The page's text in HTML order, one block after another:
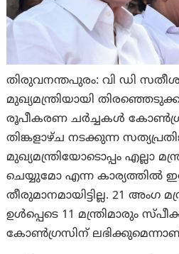
തിരുവനന്തപുരം: വി ഡി
മുഖ്യമന്ത്രിയായി
രൂപീകരണ ചർച്ചകൾ
തിങ്കളാഴ്ച നടക്കുന്ന
മുഖ്യമന്ത്രിയോടൊപ്പം എല്ലാ
ചെയ്യുമോ എന്ന കാര്യത്തിൽ
തീരുമാനമായിട്ടില്ല. 21 അംഗ
ഉൾപ്പെടെ 11 മന്ത്രിമാരും
കോൺഗ്രസിന് ലഭിക്കുമെന്നാണ്